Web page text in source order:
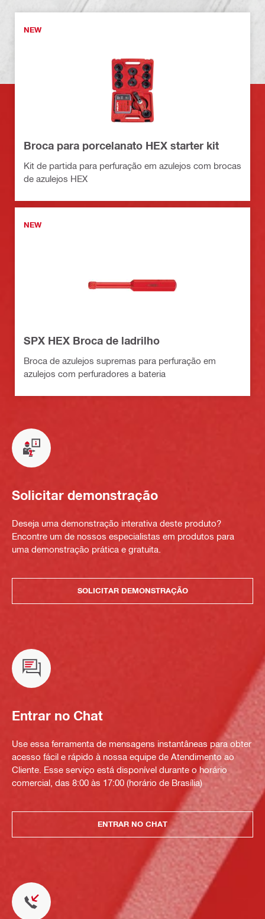
NEW
Broca para porcelanato HEX starter kit
Kit de partida para perfuração em azulejos com brocas
de azulejos HEX
NEW
SPX HEX Broca de ladrilho
Broca de azulejos supremas para perfuração em
azulejos com perfuradores a bateria
Solicitar demonstração
Deseja uma demonstração interativa deste produto?
Encontre um de nossos especialistas em produtos para
uma demonstração prática e gratuita.
SOLICITAR DEMONSTRAÇÃO
Entrar no Chat
Use essa ferramenta de mensagens instantâneas para obter
acesso fácil e rápido à nossa equipe de Atendimento ao
Cliente. Esse serviço está disponível durante o horário
comercial, das 8:00 às 17:00 (horário de Brasília)
ENTRAR NO CHAT